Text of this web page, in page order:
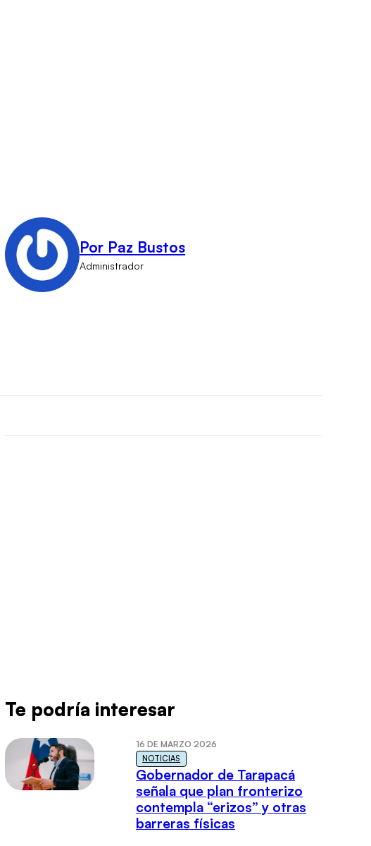
Por Paz Bustos
Administrador
Te podría interesar
16 DE MARZO 2026
NOTICIAS
Gobernador de Tarapacá
señala que plan fronterizo
contempla “erizos” y otras
barreras físicas